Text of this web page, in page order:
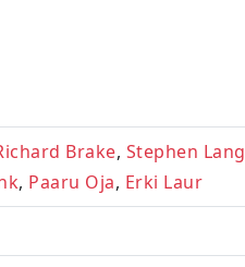
Brake, Stephen Lang
, Paaru Oja, Erki Laur